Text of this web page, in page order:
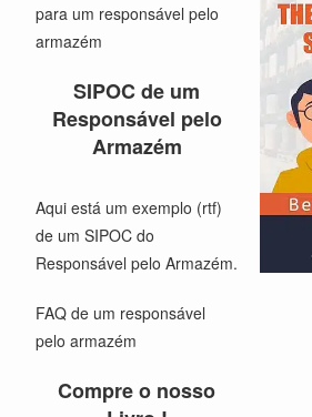
para um responsável pelo
armazém
SIPOC de um
Responsável pelo
Armazém
Aqui está um exemplo (rtf)
de umSIPOC do
Responsável pelo Armazém.
FAQ de um responsável
pelo armazém
Compre o nosso